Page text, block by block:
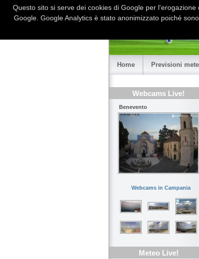
Home Previsioni
Webcams Live!
Benevento
Webcams in Campania
Meteo Live!
Questo sito si serve dei cookies di Google per
Google. Google Analytics è stato anonimizzato poiché